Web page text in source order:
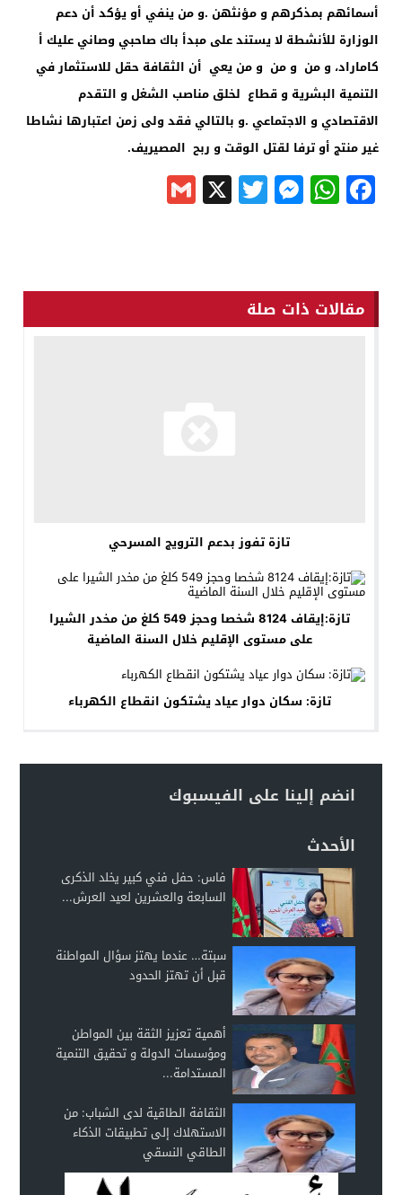
أسمائهم بمذكرهم و مؤنثهن .و من ينفي أو يؤكد أن دعم
الوزارة للأنشطة لا يستند على مبدأ باك صاحبي وصاني عليك أ
كاماراد، و من و من و من يعي أن الثقافة حقل للاستثمار في
التنمية البشرية و قطاع لخلق مناصب الشغل و التقدم
الاقتصادي و الاجتماعي .و بالتالي فقد ولى زمن اعتبارها نشاطا
غير منتج أو ترفا لقتل الوقت و ربح المصيريف.
Facebook
WhatsApp
Messenger
Twitter
X
مقالات ذات صلة
تازة تفوز بدعم الترويج المسرحي
تازة:إيقاف 8124 شخصا وحجز 549 كلغ من مخدر الشيرا
على مستوى الإقليم خلال السنة الماضية
تازة: سكان دوار عياد يشتكون انقطاع الكهرباء
انضم إلينا على الفيسبوك
الأحدث
فاس: حفل فني كبير يخلد الذكرى
السابعة والعشرين لعيد العرش...
سبتة… عندما يهتز سؤال المواطنة
قبل أن تهتز الحدود
أهمية تعزيز الثقة بين المواطن
ومؤسسات الدولة و تحقيق التنمية
المستدامة...
الثقافة الطاقية لدى الشباب: من
الاستهلاك إلى تطبيقات الذكاء
الطاقي النسقي